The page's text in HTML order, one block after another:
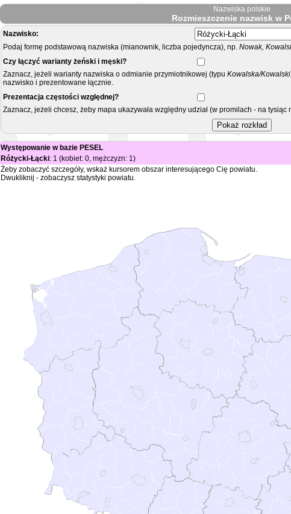
Nazwiska polskie
Rozmieszczenie nazwisk w
Nazwisko:
Podaj formę podstawową nazwiska (mianownik, liczba pojedyncza), np. Nowak,
Czy łączyć warianty żeński i męski?
Zaznacz, jeżeli warianty nazwiska o odmianie przymiotnikowej (typu Kowalska/
nazwisko i prezentowane łącznie.
Prezentacja częstości względnej?
Zaznacz, jeżeli chcesz, żeby mapa ukazywała względny udział (w promilach - na
Występowanie w bazie PESEL
Różycki-Łącki: 1 (kobiet: 0, mężczyzn: 1)
Żeby zobaczyć szczegóły, wskaż kursorem obszar interesującego Cię powiatu.
Dwukliknij - zobaczysz statystyki powiatu.